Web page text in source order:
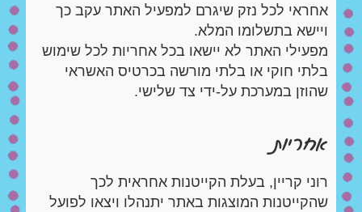
אחראי לכל נזק שיגרם למפעיל האתר עקב כך
ויישא בתשלומו המלא.
מפעילי האתר לא יישאו בכל אחריות לכל שימוש
בלתי חוקי או בלתי מורשה בכרטיס האשראי
שהוזן במערכת על-ידי צד שלישי.
אחריות
רוני קריין, בעלת הקייטנות אחראית לכך
שהקייטנות המוצגות באתר יתנהלו ויצאו לפועל